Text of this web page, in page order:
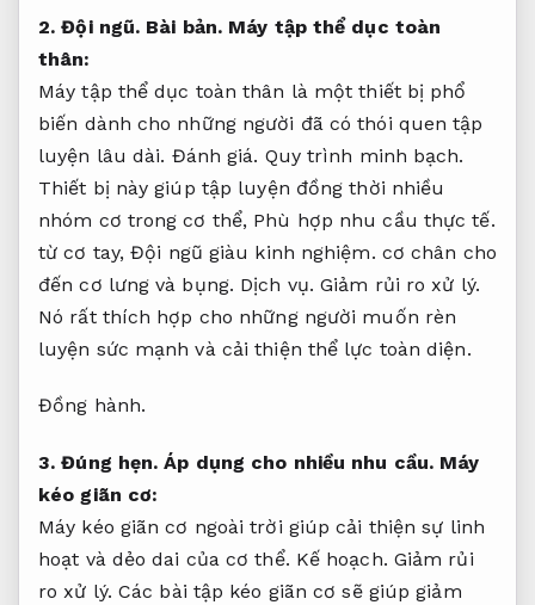
2.Đội ngũ. Bài bản. Máy tập thể dục toàn
thân:
Máy tập thể dục toàn thân là một thiết bị phổ
biến dành cho những người đã có thói quen tập
luyện lâu dài. Đánh giá. Quy trình minh bạch.
Thiết bị này giúp tập luyện đồng thời nhiều
nhóm cơ trong cơ thể, Phù hợp nhu cầu thực tế.
từ cơ tay,Đội ngũ giàu kinh nghiệm. cơ chân cho
đến cơ lưng và bụng. Dịch vụ. Giảm rủi ro xử lý.
Nó rất thích hợp cho những người muốn rèn
luyện sức mạnh và cải thiện thể lực toàn diện.
Đồng hành.
3.Đúng hẹn. Áp dụng cho nhiều nhu cầu.Máy
kéo giãn cơ:
Máy kéo giãn cơ ngoài trời giúp cải thiện sự linh
hoạt và dẻo dai của cơ thể. Kế hoạch. Giảm rủi
ro xử lý. Các bài tập kéo giãn cơ sẽ giúp giảm